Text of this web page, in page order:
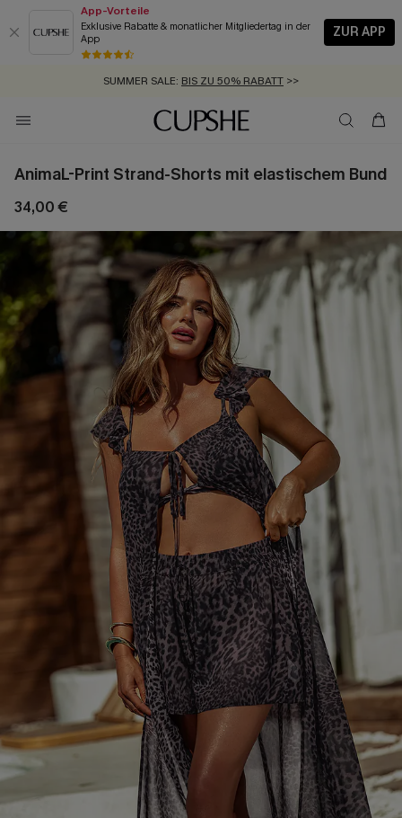
App-Vorteile
Exklusive Rabatte & monatlicher Mitgliedertag in der
App
ZUR APP
GRATIS MASSBAND MIT JEDEM SCHNELLVERSAND-ARTIKEL >>
SUMMER SALE: BIS ZU 50% RABATT >>
ZUM NEWSLETTER:BIS ZU -20% EXTRA ERHALTEN
KOSTENLOSER VERSAND AB 89 €
AnimaL-Print Strand-Shorts mit elastischem Bund
34,00 €